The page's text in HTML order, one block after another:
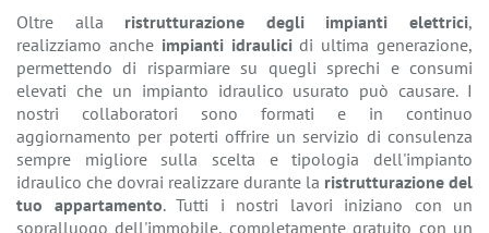
Oltre alla ristrutturazione degli impianti elettrici,
realizziamo anche impianti idraulicidi ultima generazione,
permettendo di risparmiare su quegli sprechi e consumi
elevati che un impianto idraulico usurato può causare. I
nostri collaboratori sono formati e in continuo
aggiornamento per poterti offrire un servizio di consulenza
sempre migliore sulla scelta e tipologia dell'impianto
idraulico che dovrai realizzare durante la ristrutturazione del
tuo appartamento. Tutti i nostri lavori iniziano con un
sopralluogo dell'immobile, completamente gratuito con un